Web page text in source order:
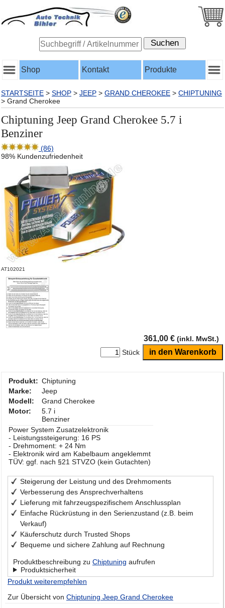
Shop Kontakt Produkte
STARTSEITE > SHOP > JEEP > GRAND CHEROKEE > CHIPTUNING
> Grand Cherokee
Chiptuning Jeep Grand Cherokee 5.7 i
Benziner
(86)
98% Kundenzufriedenheit
AT102021
361,00 € (inkl. MwSt.)
Stück
Produkt: Chiptuning
Marke:
Jeep
Modell:
Grand Cherokee
Motor:
5.7 i
Benziner
Power System Zusatzelektronik
- Leistungssteigerung: 16 PS
- Drehmoment: + 24 Nm
- Elektronik wird am Kabelbaum angeklemmt
TÜV: ggf. nach §21 STVZO (kein Gutachten)
Steigerung der Leistung und des Drehmoments
Verbesserung des Ansprechverhaltens
Lieferung mit fahrzeugspezifischem Anschlussplan
Einfache Rückrüstung in den Serienzustand (z.B. beim
Verkauf)
Käuferschutz durch Trusted Shops
Bequeme und sichere Zahlung auf Rechnung
Produktbeschreibung zu Chiptuning aufrufen
Produktsicherheit
Produkt weiterempfehlen
Zur Übersicht von Chiptuning Jeep Grand Cherokee